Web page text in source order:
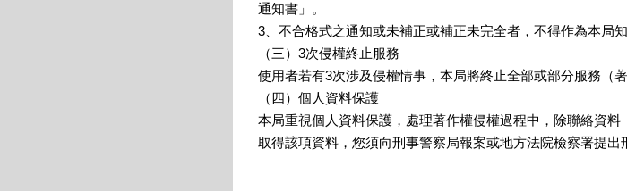
通知書」。
3、不合格式之通知或未補正或補正未完全者，不得作為本局
（三）3次侵權終止服務
使用者若有3次涉及侵權情事，本局將終止全部或部分服務（
（四）個人資料保護
本局重視個人資料保護，處理著作權侵權過程中，除聯絡資
取得該項資料，您須向刑事警察局報案或地方法院檢察署提出